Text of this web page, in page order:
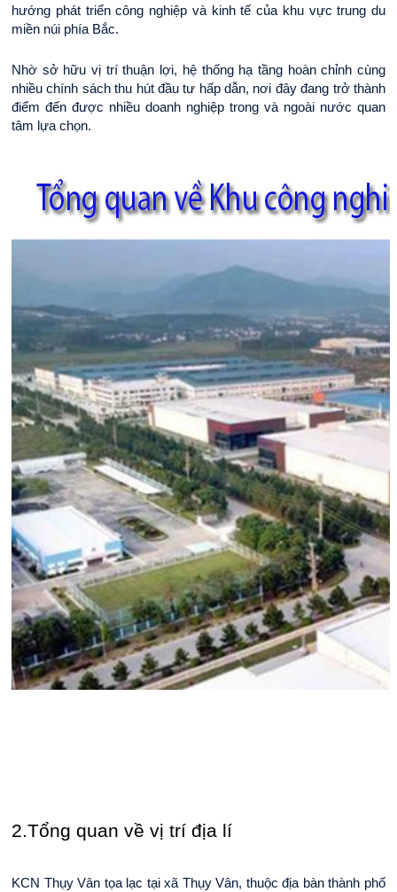
hướng phát triển công nghiệp và kinh tế của khu vực trung du
miền núi phía Bắc.
Nhờ sở hữu vị trí thuận lợi, hệ thống hạ tầng hoàn chỉnh cùng
nhiều chính sách thu hút đầu tư hấp dẫn, nơi đây đang trở thành
điểm đến được nhiều doanh nghiệp trong và ngoài nước quan
tâm lựa chọn.
2.Tổng quan về vị trí địa lí
KCN Thụy Vân tọa lạc tại xã Thụy Vân, thuộc địa bàn thành phố